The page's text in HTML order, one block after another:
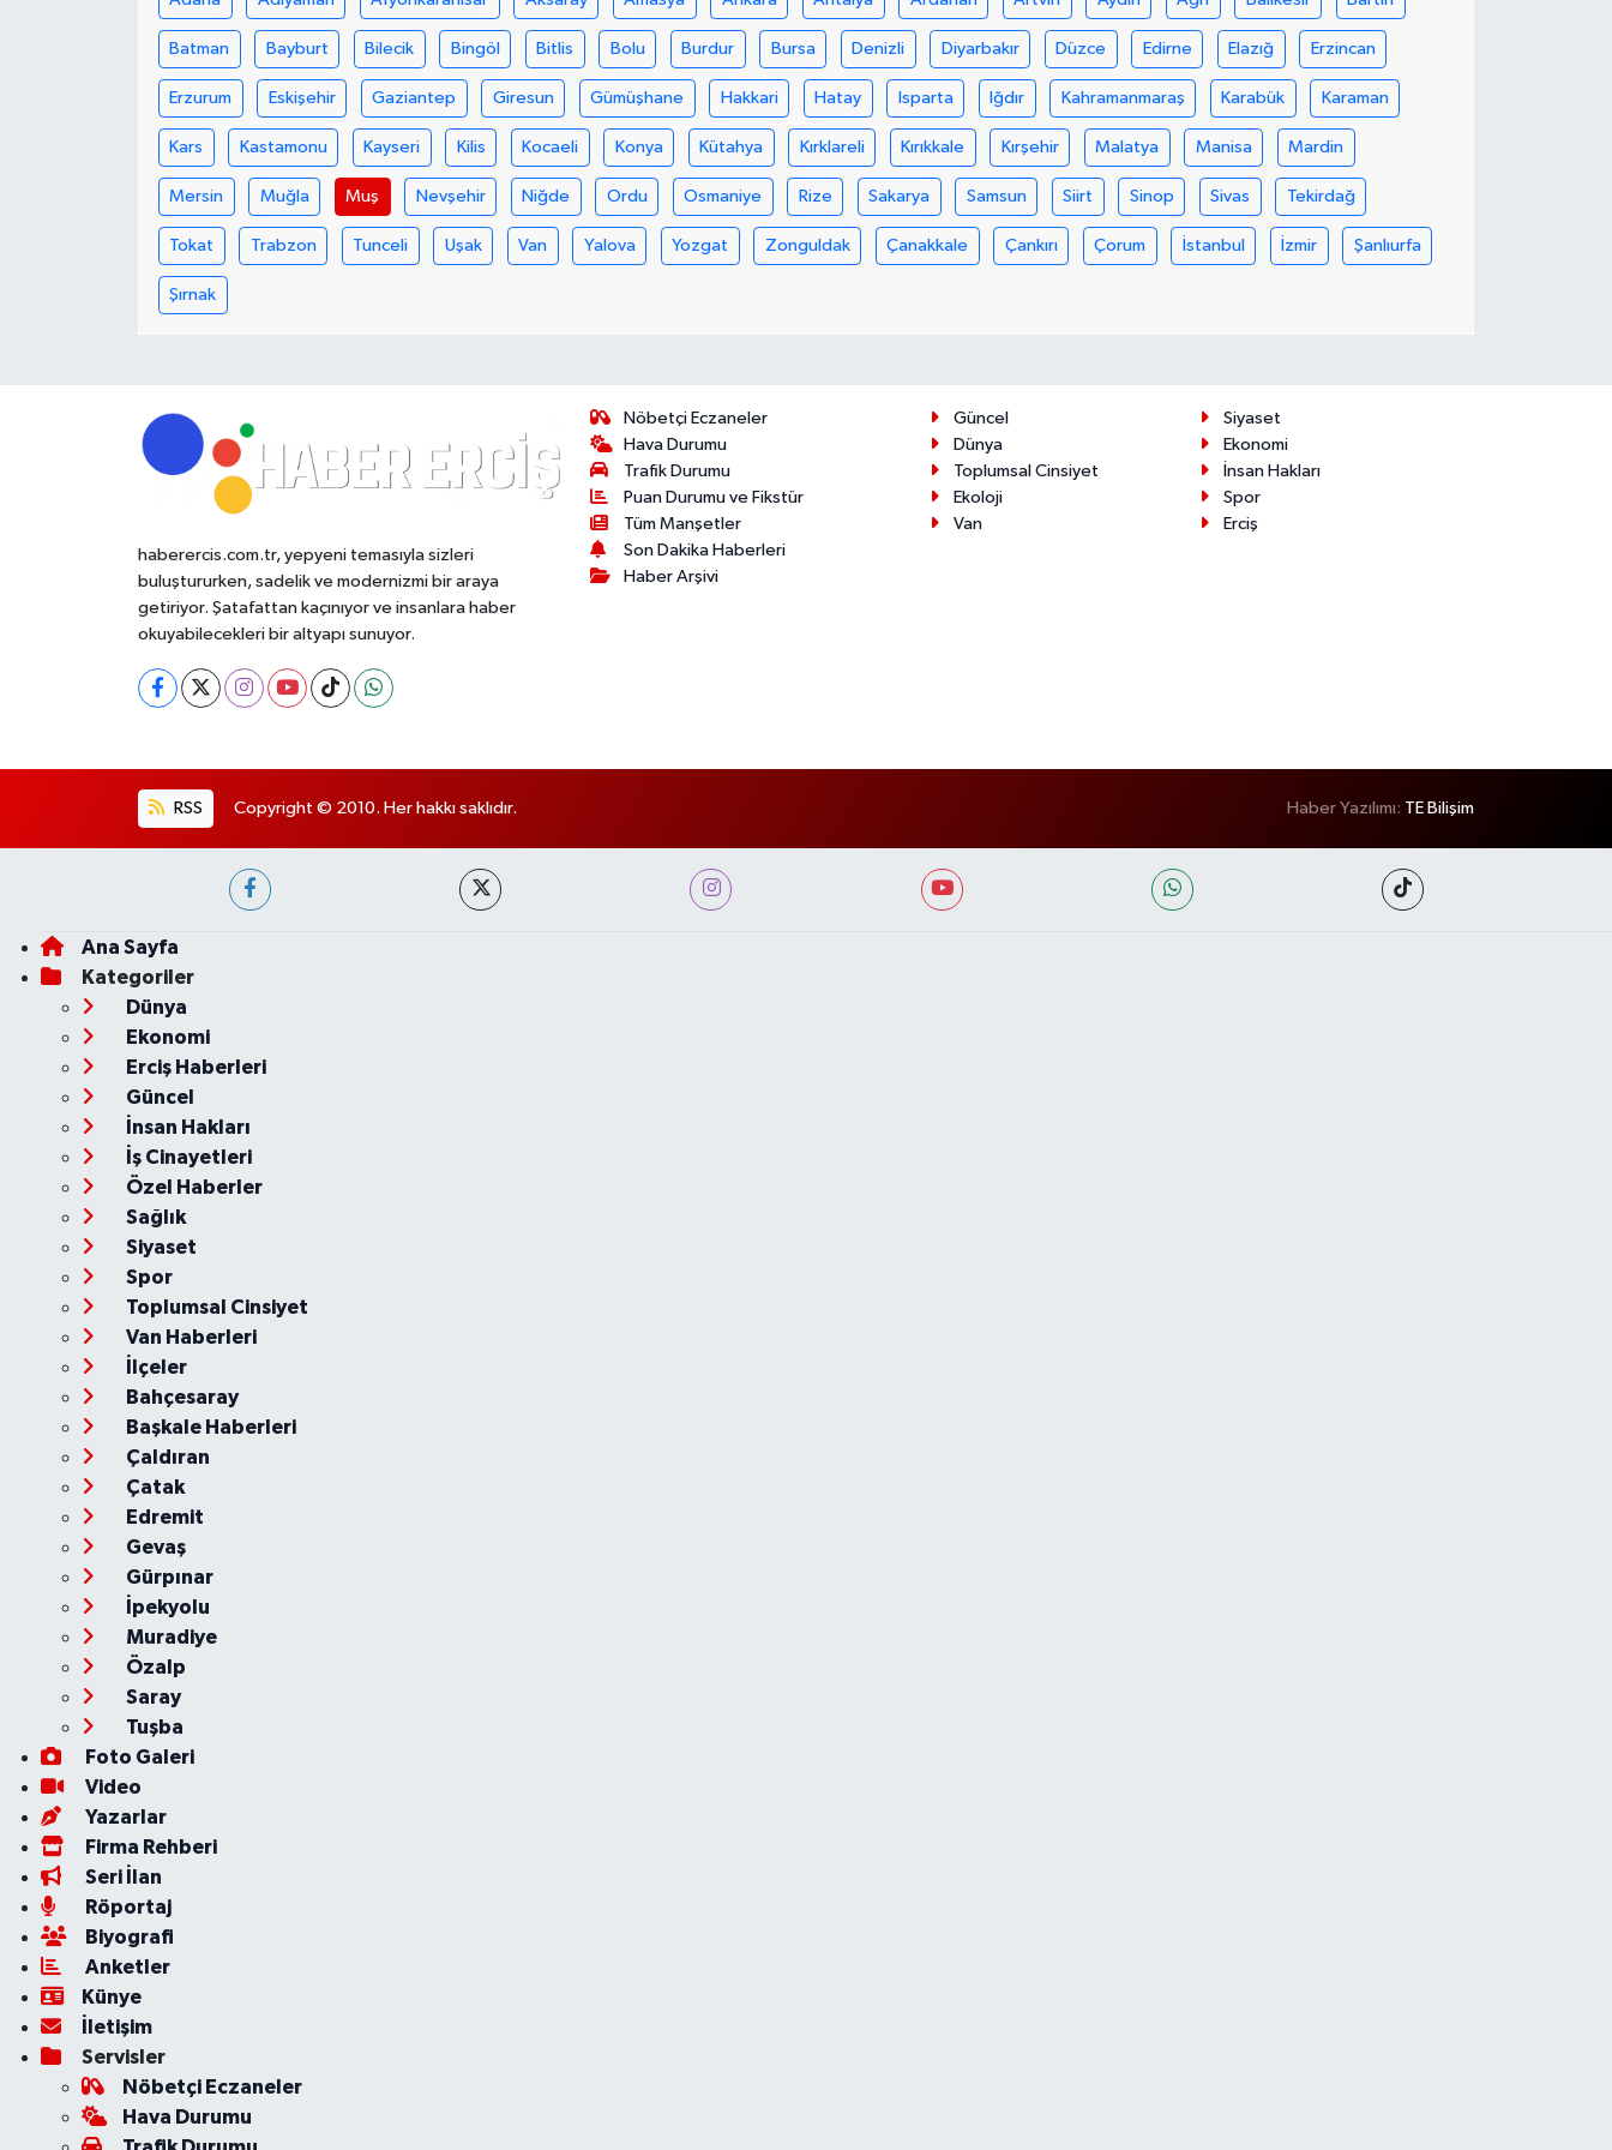
Batman Bayburt Bilecik Bingöl Bitlis Bolu Burdur Bursa Denizli Diyarbakır Düzce Edirne Elazığ Erzincan
Erzurum Eskişehir Gaziantep Giresun Gümüşhane Hakkari Hatay Isparta Iğdır Kahramanmaraş Karabük Karaman
Kars Kastamonu Kayseri Kilis Kocaeli Konya Kütahya Kırklareli Kırıkkale Kırşehir Malatya Manisa Mardin
Mersin Muğla Muş Nevşehir Niğde Ordu Osmaniye Rize Sakarya Samsun Siirt Sinop Sivas Tekirdağ
Tokat Trabzon Tunceli Uşak Van Yalova Yozgat Zonguldak Çanakkale Çankırı Çorum İstanbul İzmir Şanlıurfa
Şırnak
haberercis.com.tr, yepyeni temasıyla sizleri
buluştururken, sadelik ve modernizmi bir araya
getiriyor. Şatafattan kaçınıyor ve insanlara haber
okuyabilecekleri bir altyapı sunuyor.
Nöbetçi Eczaneler
Hava Durumu
Trafik Durumu
Puan Durumu ve Fikstür
Tüm Manşetler
Son Dakika Haberleri
Haber Arşivi
Güncel
Siyaset
Dünya
Ekonomi
Toplumsal Cinsiyet
İnsan Hakları
Ekoloji
Spor
Van
Erciş
RSS Copyright © 2010. Her hakkı saklıdır. Haber Yazılımı: TE Bilişim
Ana Sayfa
Kategoriler
Dünya
Ekonomi
Erciş Haberleri
Güncel
İnsan Hakları
İş Cinayetleri
Özel Haberler
Sağlık
Siyaset
Spor
Toplumsal Cinsiyet
Van Haberleri
İlçeler
Bahçesaray
Başkale Haberleri
Çaldıran
Çatak
Edremit
Gevaş
Gürpınar
İpekyolu
Muradiye
Özalp
Saray
Tuşba
Foto Galeri
Video
Yazarlar
Firma Rehberi
Seri İlan
Röportaj
Biyografi
Anketler
Künye
İletişim
Servisler
Nöbetçi Eczaneler
Hava Durumu